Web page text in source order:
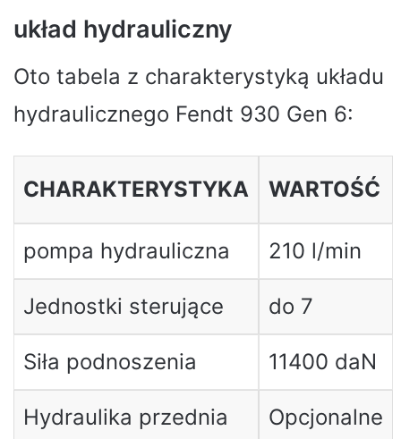
układ hydrauliczny
Oto tabela z charakterystyką układu
hydraulicznego Fendt 930 Gen 6:
CHARAKTERYSTYKA WARTOŚĆ
pompa hydrauliczna 210 l/min
Jednostki sterujące do 7
Siła podnoszenia 11400 daN
Hydraulika przednia Opcjonalne